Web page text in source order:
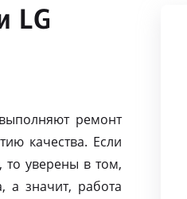
LG
ремонт
качества. Если
то уверены в том,
а значит, работа